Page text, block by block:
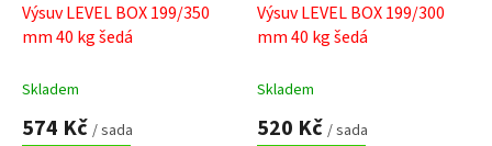
Výsuv LEVEL BOX 199/350
mm 40 kg šedá
Skladem
574 Kč / sada
Výsuv LEVEL BOX 199/300
mm 40 kg šedá
Skladem
520 Kč / sada